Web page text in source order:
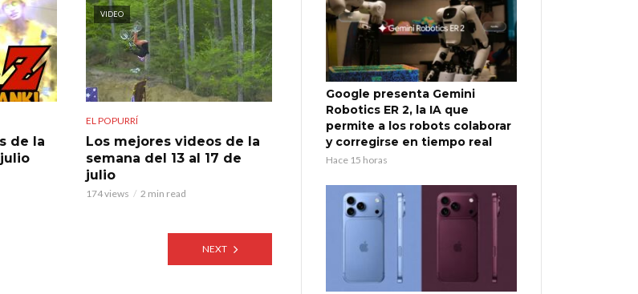
de la
VIDEO
EL POPURRÍ
Los mejores videos de la
semana del 13 al 17 de
julio
174 views 2 min read
NEXT
Google presenta Gemini
Robotics ER 2, la IA que
permite a los robots colaborar
y corregirse en tiempo real
Hace 15 horas